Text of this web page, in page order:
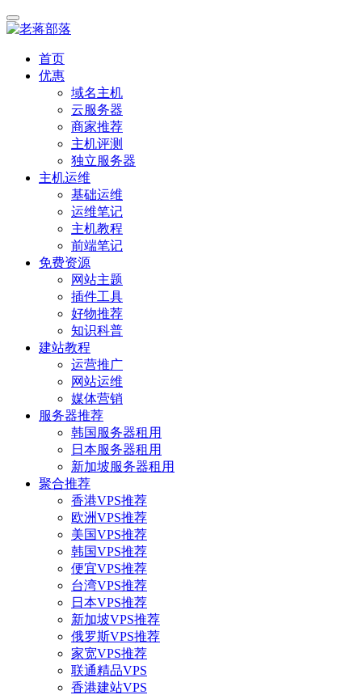
首页
优惠
域名主机
云服务器
商家推荐
主机评测
独立服务器
主机运维
基础运维
运维笔记
主机教程
前端笔记
免费资源
网站主题
插件工具
好物推荐
知识科普
建站教程
运营推广
网站运维
媒体营销
服务器推荐
韩国服务器租用
日本服务器租用
新加坡服务器租用
聚合推荐
香港VPS推荐
欧洲VPS推荐
美国VPS推荐
韩国VPS推荐
便宜VPS推荐
台湾VPS推荐
日本VPS推荐
新加坡VPS推荐
俄罗斯VPS推荐
家宽VPS推荐
联通精品VPS
香港建站VPS